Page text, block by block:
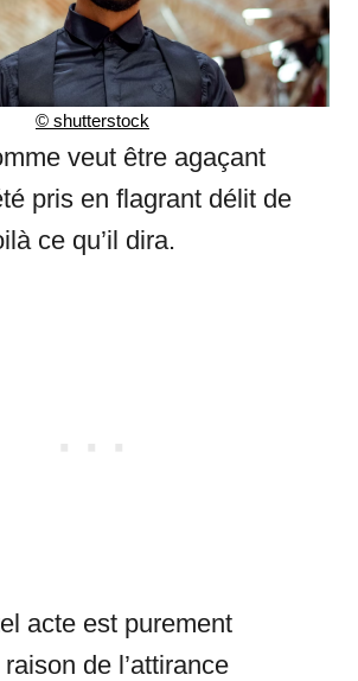
© shutterstock
veut être agaçant
pris en flagrant délit de
ce qu’il dira.
acte est purement
de l’attirance